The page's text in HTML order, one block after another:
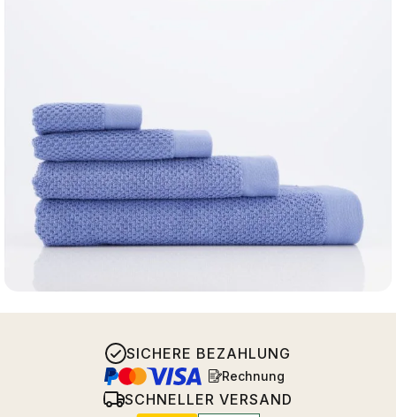
SICHERE BEZAHLUNG
Rechnung
SCHNELLER VERSAND